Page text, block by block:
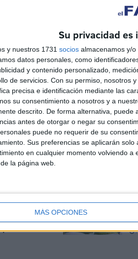
Su privacidad
y nuestros 1731 socios almacenamos y/
datos personales, como
y contenido personalizado,
de servicios. Con su permiso, nosotros
precisa e identificación mediante las
su consentimiento a nosotros y a
descrito. De forma alternativa,
antes de otorgar o negar su
puede no requerir de su
Sus preferencias se aplicarán
en cualquier momento volviendo
la página web.
MÁS OPCIONES
el
1,8% en
primer